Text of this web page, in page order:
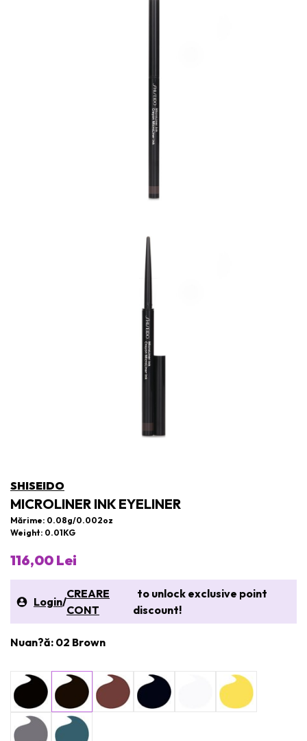
SHISEIDO
MICROLINER INK EYELINER
Mărime: 0.08g/0.002oz
Weight: 0.01KG
116,00 Lei
Login/
CREARE
CONT
to unlock exclusive point
discount!
Nuan?ă: 02 Brown